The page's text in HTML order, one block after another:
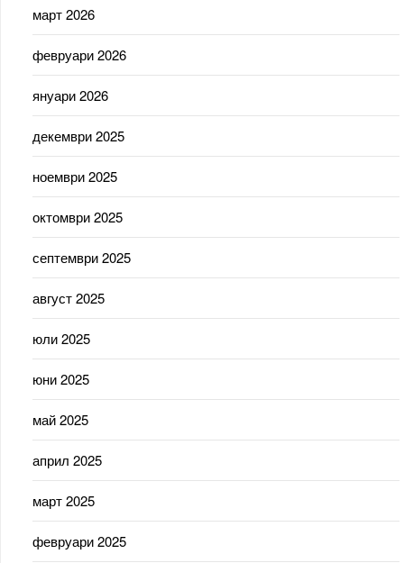
март 2026
февруари 2026
януари 2026
декември 2025
ноември 2025
октомври 2025
септември 2025
август 2025
юли 2025
юни 2025
май 2025
април 2025
март 2025
февруари 2025